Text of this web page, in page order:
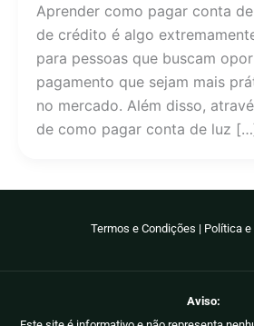
Aprender como pagar conta
de crédito é algo
para pessoas que buscam
pagamento que sejam mais
no mercado. Além disso,
de como pagar conta de luz
Termos e Condições | Política
Aviso: